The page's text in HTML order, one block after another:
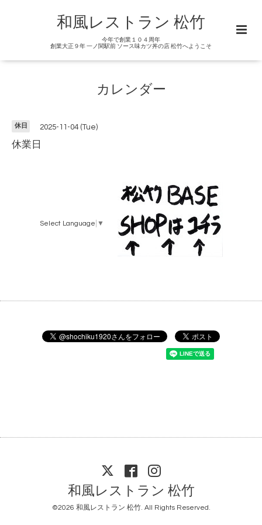
和風レストラン 松竹
今年で創業１０４周年
創業大正９年 一ノ関駅前 ソース味カツ丼の店 松竹へようこそ
カレンダー
休日 2025-11-04 (Tue)
休業日
Select Language ▼
和風レストラン 松竹
©2026 和風レストラン 松竹. All Rights Reserved.